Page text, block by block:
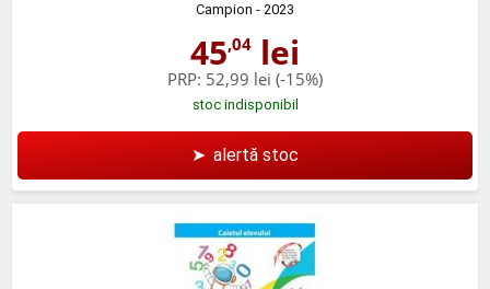
Campion - 2023
45,04 lei
PRP: 52,99 lei (-15%)
stoc indisponibil
➤ alertă stoc